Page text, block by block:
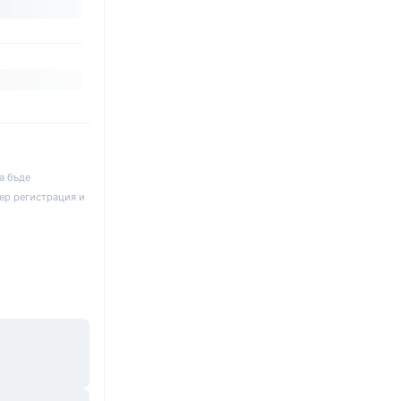
бъде
регистрация и